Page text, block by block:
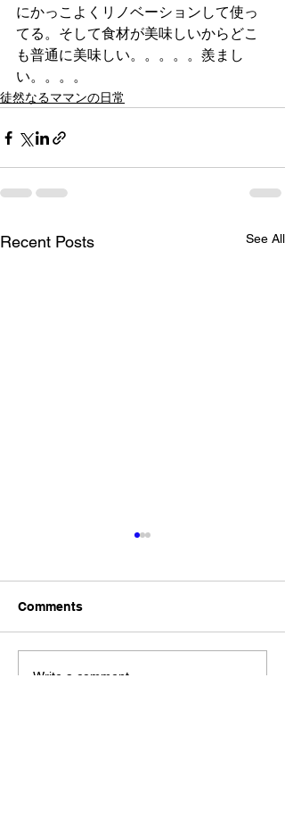
にかっこよくリノベーションして使っ
てる。そして食材が美味しいからどこ
も普通に美味しい。。。。。羨まし
い。。。。
徒然なるママンの日常
Recent Posts See All
松江あさんぽ8日目？なん
Comments
Write a comment...